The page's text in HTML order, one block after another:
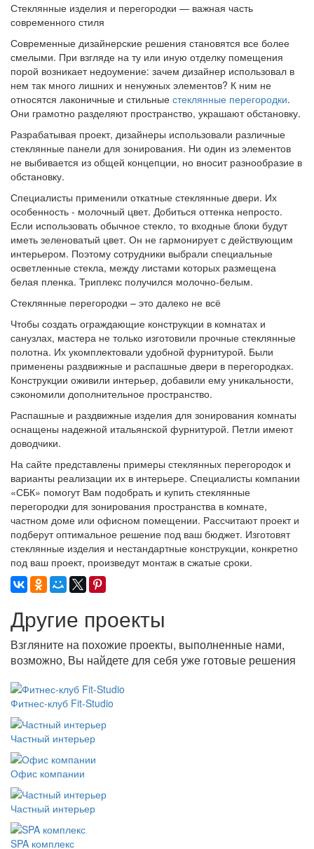
Стеклянные изделия и перегородки — важная часть
современного стиля
Современные дизайнерские решения становятся все более
смелыми. При взгляде на ту или иную отделку помещения
порой возникает недоумение: зачем дизайнер использовал в
нем так много лишних и ненужных элементов? К ним не
относятся лаконичные и стильные стеклянные перегородки.
Они грамотно разделяют пространство, украшают обстановку.
Разрабатывая проект, дизайнеры использовали различные
стеклянные панели для зонирования. Ни один из элементов
не выбивается из общей концепции, но вносит разнообразие в
обстановку.
Специалисты применили откатные стеклянные двери. Их
особенность - молочный цвет. Добиться оттенка непросто.
Если использовать обычное стекло, то входные блоки будут
иметь зеленоватый цвет. Он не гармонирует с действующим
интерьером. Поэтому сотрудники выбрали специальные
осветленные стекла, между листами которых размещена
белая пленка. Триплекс получился молочно-белым.
Стеклянные перегородки – это далеко не всё
Чтобы создать ограждающие конструкции в комнатах и
санузлах, мастера не только изготовили прочные стеклянные
полотна. Их укомплектовали удобной фурнитурой. Были
применены раздвижные и распашные двери в перегородках.
Конструкции оживили интерьер, добавили ему уникальности,
сэкономили дополнительное пространство.
Распашные и раздвижные изделия для зонирования комнаты
оснащены надежной итальянской фурнитурой. Петли имеют
доводчики.
На сайте представлены примеры стеклянных перегородок и
варианты реализации их в интерьере. Специалисты компании
«СБК» помогут Вам подобрать и купить стеклянные
перегородки для зонирования пространства в комнате,
частном доме или офисном помещении. Рассчитают проект и
подберут оптимальное решение под ваш бюджет. Изготовят
стеклянные изделия и нестандартные конструкции, конкретно
под ваш проект, произведут монтаж в сжатые сроки.
Другие проекты
Взгляните на похожие проекты, выполненные нами,
возможно, Вы найдете для себя уже готовые решения
Фитнес-клуб Fit-Studio
Частный интерьер
Офис компании
Частный интерьер
SPA комплекс